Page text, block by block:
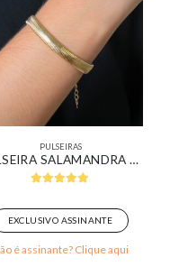
PULSEIRAS
PULSEIRA SALAMANDRA BANHADO EM OURO 18K
EXCLUSIVO ASSINANTE
é assinante? Clique aqui